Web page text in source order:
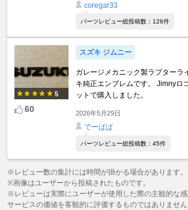
coregar33
パーツレビュー総投稿数：126件
5
60
スズキ ジムニー
ガレージメカニック製ラプターラ
キ純正エンブレムです。 Jimnyロ
ットで購入しました。
2026年5月29日
でーぱぱ
パーツレビュー総投稿数：45件
※レビュー数の集計には時間が掛かる場合があります。
※画像はユーザーから投稿されたものです。
※レビューは実際にユーザーが使用した際の主観的な感
サービスの価値を客観的に評価するものではありませ